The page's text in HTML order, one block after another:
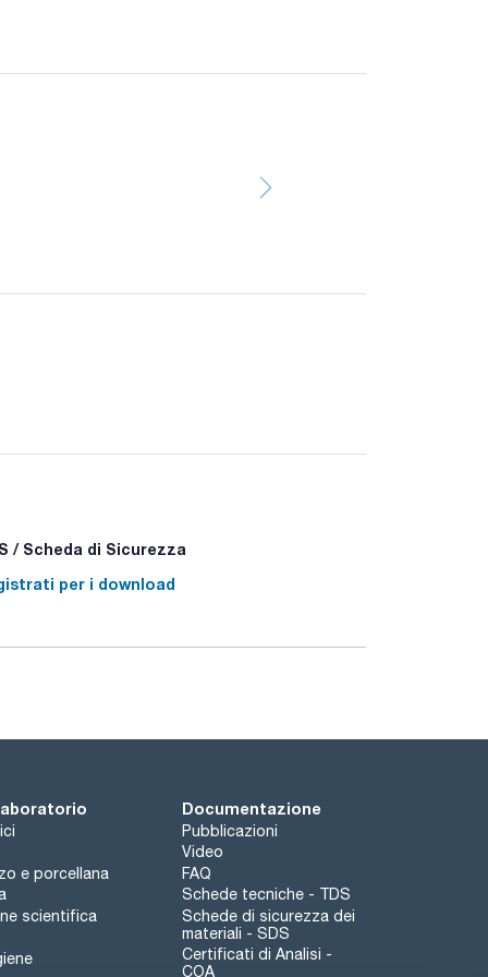
- P501a
/ Scheda di Sicurezza
per i download
e porcellana
scientifica
Documentazione
Pubblicazioni
Video
FAQ
Schede tecniche - TDS
Schede di sicurezza dei
materiali - SDS
Certificati di Analisi -
COA